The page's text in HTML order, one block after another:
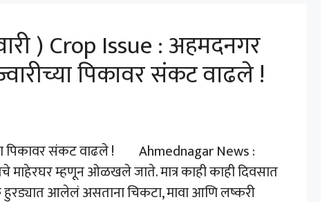
) Crop Issue : अहमदनगर
पिकावर संकट वाढले !
पिकावर संकट वाढले ! Ahmednagar News :
माहेरघर म्हणून ओळखले जाते. मात्र काही काही दिवसात
आलेलं असताना चिकटा, मावा आणि लष्करी